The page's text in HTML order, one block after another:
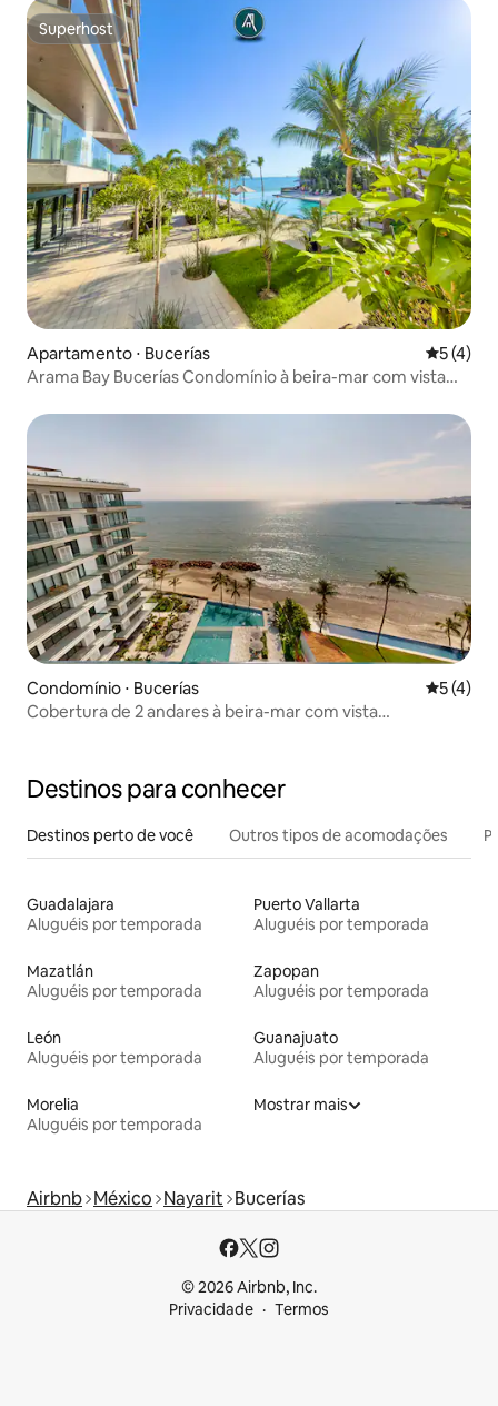
Superhost
Superhost
Apartamento ⋅ Bucerías 5 de
5 (4)
Arama Bay Bucerías Condomínio à beira-mar com vista
Condomínio ⋅ Bucerías 5 de
5 (4)
Cobertura de 2 andares à beira-mar com vista
Destinos para conhecer
Destinos perto de você Outros tipos de acomodações
Guadalajara
Aluguéis por temporada
Puerto Vallarta
Aluguéis por temporada
Mazatlán
Aluguéis por temporada
Zapopan
Aluguéis por temporada
León
Aluguéis por temporada
Guanajuato
Aluguéis por temporada
Morelia
Aluguéis por temporada
Mostrar mais
Airbnb México Nayarit Bucerías
© 2026 Airbnb, Inc.
Privacidade
Termos